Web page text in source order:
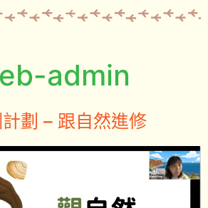
admin
劃 – 跟自然進修